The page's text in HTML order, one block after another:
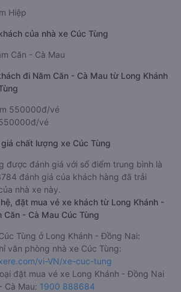
Hiệp
của nhà xe Cúc Tùng
Căn - Cà Mau
đi Năm Căn - Cà Mau từ Long Khánh
550000đ/vé
vé
chất lượng xe Cúc Tùng
được đánh giá với số điểm trung bình là
đánh giá của khách hàng đã trải
nhà xe này.
đặt mua vé xe khách từ Long Khánh -
Căn - Cà Mau Cúc Tùng
Tùng ở Long Khánh - Đồng Nai:
văn phòng nhà xe Cúc Tùng:
vi-VN/xe-cuc-tung
đặt mua vé xe Long Khánh - Đồng Nai
Cà Mau: 1900 888684